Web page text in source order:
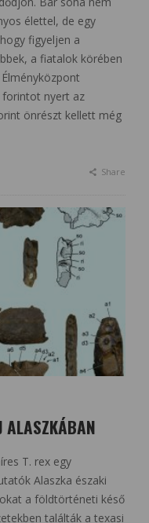
élettel, de egy
figyeljen a
a fiatalok körében
forintot nyert az
önrészt kellett még
Share
ALASZKÁBAN
T. rex egy
Alaszka északi
a földtörténeti késő
találták a texasi